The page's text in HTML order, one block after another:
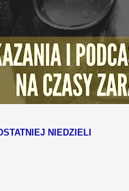
NIEDZIELI